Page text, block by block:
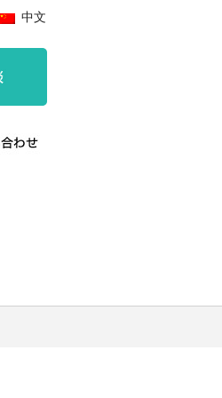
中文